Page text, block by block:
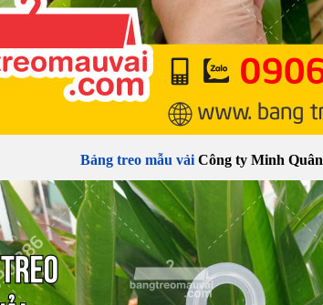
Bảng treo mẫu vải Công ty Minh Quân